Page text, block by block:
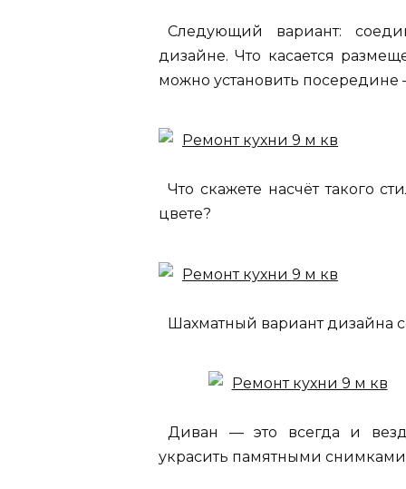
Следующий вариант:
дизайне. Что касается
можно установить
Что скажете насчёт такого
цвете?
Шахматный вариант дизайна
Диван — это всегда и
украсить памятными